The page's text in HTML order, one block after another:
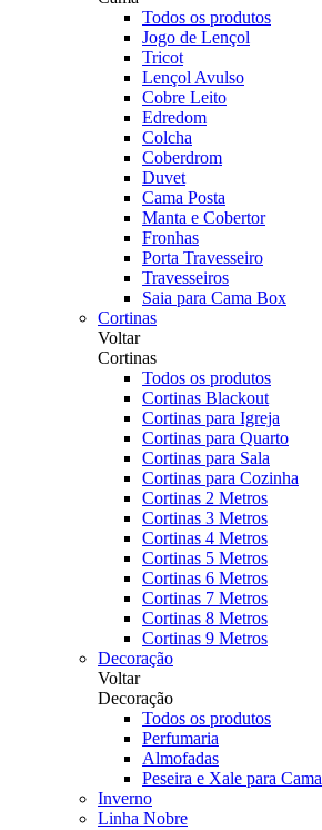
Todos os produtos
Jogo de Lençol
Tricot
Lençol Avulso
Cobre Leito
Edredom
Colcha
Coberdrom
Duvet
Cama Posta
Manta e Cobertor
Fronhas
Porta Travesseiro
Travesseiros
Saia para Cama Box
Cortinas
Voltar
Cortinas
Todos os produtos
Cortinas Blackout
Cortinas para Igreja
Cortinas para Quarto
Cortinas para Sala
Cortinas para Cozinha
Cortinas 2 Metros
Cortinas 3 Metros
Cortinas 4 Metros
Cortinas 5 Metros
Cortinas 6 Metros
Cortinas 7 Metros
Cortinas 8 Metros
Cortinas 9 Metros
Decoração
Voltar
Decoração
Todos os produtos
Perfumaria
Almofadas
Peseira e Xale para Cama
Inverno
Linha Nobre